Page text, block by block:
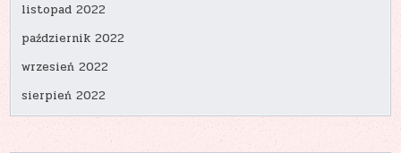
listopad 2022
październik 2022
wrzesień 2022
sierpień 2022